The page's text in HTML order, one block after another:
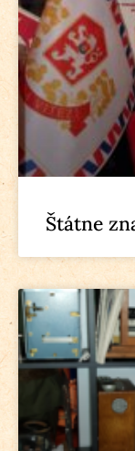
Štátne